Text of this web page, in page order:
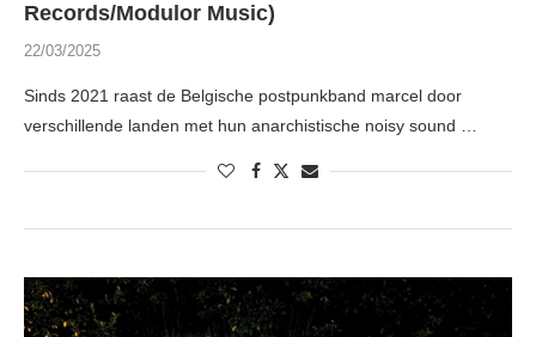
Records/Modulor Music)
22/03/2025
Sinds 2021 raast de Belgische postpunkband marcel door
verschillende landen met hun anarchistische noisy sound …